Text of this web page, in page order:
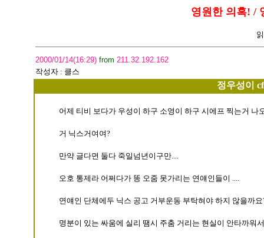
영원한 의혹! /
2000/01/14(16:29)from 211.32.192.162
작성자 : 클스
정우성이
어제 티비 보다가 우성이 하구 소영이 하구 시에프 찍는거 나
거 닉스거여여?
만약 글다면 둘다 죽일넘년이구만....
오호 통제라 어쩌다가 똥 오줌 못가리는 연얘인들이 ....
연얘인 단체에두 닉스 공고 거부운동 부탁혀야 하지 않을까요
명분이 있는 싸움에 실리 땜시 주춤 거리는 현실이 안타까워